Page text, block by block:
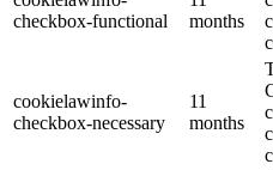
checkbox-functional
months
cookielawinfo-
checkbox-necessary
11
months